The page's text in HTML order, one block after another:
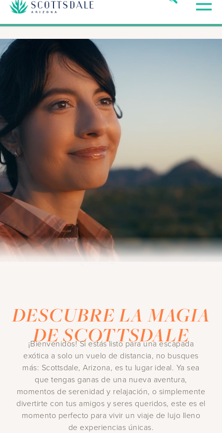
DESCUBRE LA MAGIA
DE SCOTTSDALE
¡Bienvenidos! Si estás listo para una escapada
exótica a solo un vuelo de distancia, no busques
más: Scottsdale, Arizona, es tu lugar ideal. Ya sea
que tengas ganas de una nueva aventura,
momentos de serenidad y relajación, o simplemente
divertirte con tus amigos y seres queridos, este es el
momento perfecto para vivir un viaje de lujo lleno
de experiencias únicas.